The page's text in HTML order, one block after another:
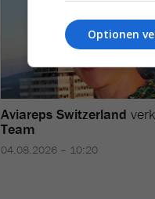
Aviareps Switzerland
Team
04.08.2026 – 10:20
Optionen